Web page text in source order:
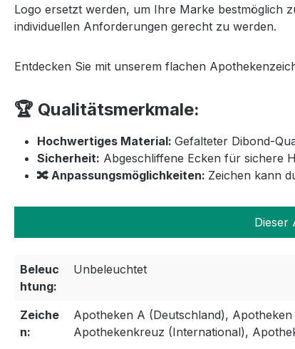
Logo ersetzt werden, um Ihre Marke bestmöglich
individuellen Anforderungen gerecht zu werden.
Entdecken Sie mit unserem flachen
🏆 Qualitätsmerkmale:
Hochwertiges Material: Gefalteter Dibond-
Sicherheit: Abgeschliffene Ecken für sichere
🔀 Anpassungsmöglichkeiten: Zeichen kann
Dieser
Beleuc
htung:
Unbeleuchtet
Zeiche
n:
Apotheken A (Deutschland),
Apothekenkreuz (International),